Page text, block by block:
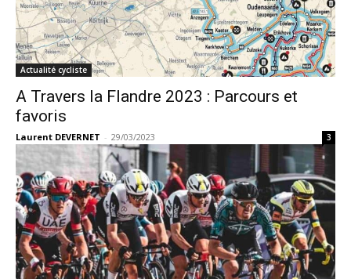
Actualité cycliste
A Travers la Flandre 2023 : Parcours et
favoris
Laurent DEVERNET - 29/03/2023 3